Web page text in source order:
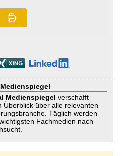
Medienspiegel verschafft
Überblick über alle relevanten
Täglich werden
Fachmedien nach